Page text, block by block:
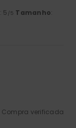
: 5 /5 Tamanho:
Compra verificada